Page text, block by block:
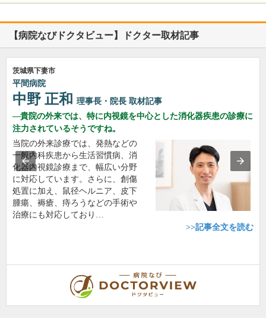
【病院なびドクタビュー】ドクター取材記事
茨城県下妻市
平間病院
中野 正和 理事長・院長 取材記事
貴院の外来では、特に内視鏡を中心とした消化器疾患の診療に
注力されているそうですね。
当院の外来診療では、発熱などの
一般内科疾患から生活習慣病、消
化器内視鏡診療まで、幅広い分野
に対応しています。さらに、創傷
処置に加え、鼠径ヘルニア、皮下
腫瘍、褥瘡、痔ろうなどの手術や
治療にも対応しており…
>>記事全文を読む